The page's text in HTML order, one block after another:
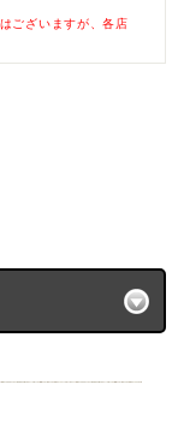
ございますが、各店